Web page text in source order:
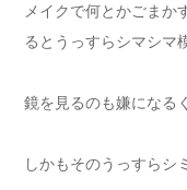
メイクで何とかごまか
るとうっすらシマシマ
鏡を見るのも嫌になる
しかもそのうっすらシ